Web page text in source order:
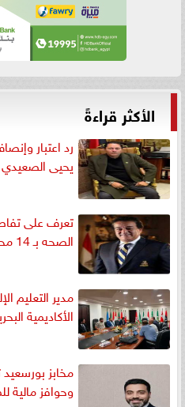
الأكثر قراءةً
رد اعتبار
يحيى
تعرف على
الصحه بـ 14 محافظه
مدير التعليم
الأكاديمية
مخابز بورسعيد
وحوافز مالية